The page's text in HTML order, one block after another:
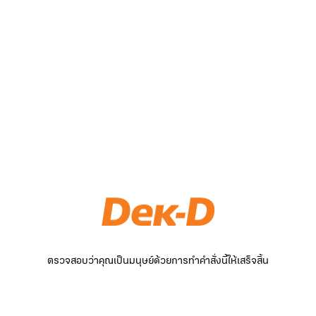
ตรวจสอบว่าคุณเป็นมนุษย์ด้วยการทำคำสั่งนี้ให้เสร็จสิ้น